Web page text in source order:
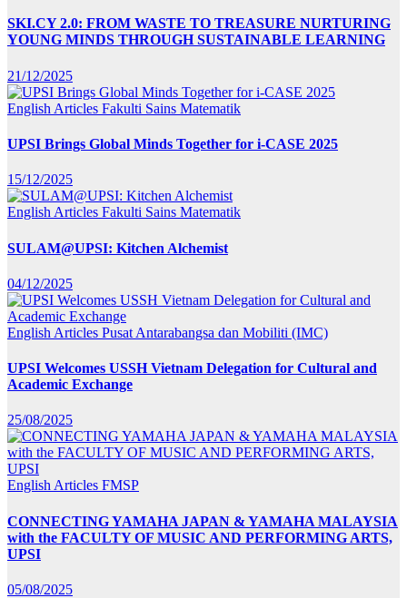
SKI.CY 2.0: FROM WASTE TO TREASURE NURTURING
YOUNG MINDS THROUGH SUSTAINABLE LEARNING
21/12/2025
English Articles Fakulti Sains Matematik
UPSI Brings Global Minds Together for i-CASE 2025
15/12/2025
English Articles Fakulti Sains Matematik
SULAM@UPSI: Kitchen Alchemist
04/12/2025
English Articles Pusat Antarabangsa dan Mobiliti (IMC)
UPSI Welcomes USSH Vietnam Delegation for Cultural and
Academic Exchange
25/08/2025
English Articles FMSP
CONNECTING YAMAHA JAPAN & YAMAHA MALAYSIA
with the FACULTY OF MUSIC AND PERFORMING ARTS,
UPSI
05/08/2025